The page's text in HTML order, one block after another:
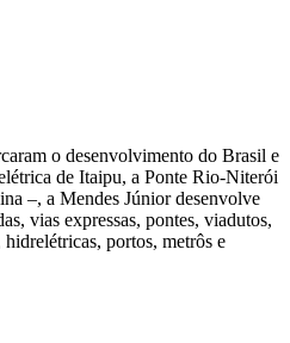
o desenvolvimento do Brasil e
de Itaipu, a Ponte Rio-Niterói
–, a Mendes Júnior desenvolve
vias expressas, pontes, viadutos,
portos, metrôs e